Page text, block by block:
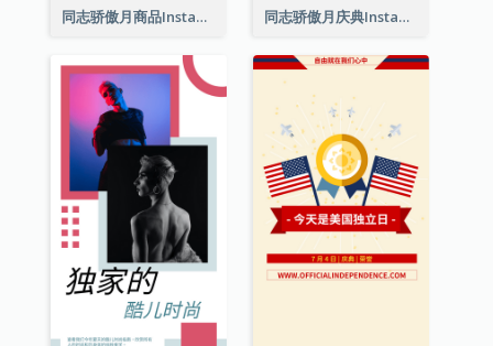
同志骄傲月商品Instagram限时动态 同志骄傲月庆典Instagram限时动态